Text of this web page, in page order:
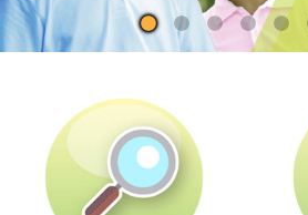
社署长者资讯网